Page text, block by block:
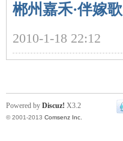
名
郴州嘉禾·伴嫁歌
2010-1-18 22:12
Powered by Discuz! X3.2
© 2001-2013 Comsenz Inc.